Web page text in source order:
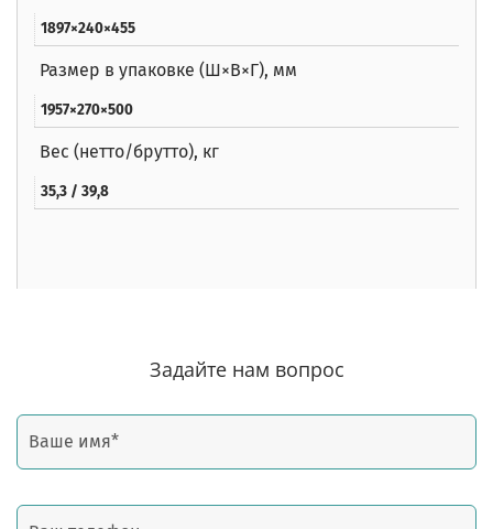
1897×240×455
Размер в упаковке (Ш×В×Г), мм
1957×270×500
Вес (нетто/брутто), кг
35,3 / 39,8
Задайте нам вопрос